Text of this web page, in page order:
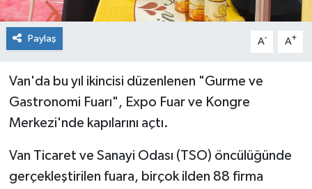
Paylaş A- A+
Van'da bu yıl ikincisi düzenlenen "Gurme ve
Gastronomi Fuarı", Expo Fuar ve Kongre
Merkezi'nde kapılarını açtı.
Van Ticaret ve Sanayi Odası (TSO) öncülüğünde
gerçekleştirilen fuara, birçok ilden 88 firma
SOLHAN
YAYLADERE